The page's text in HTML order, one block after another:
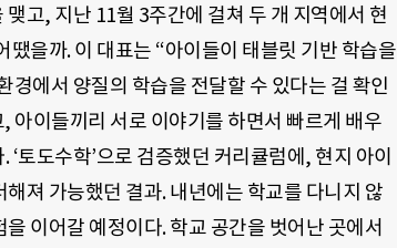
고, 지난 11월 3주간에 걸쳐 두 개 지역에서 현
땠을까.이 대표는 “아이들이 태블릿 기반 학습을
에서 양질의 학습을 전달할 수 있다는 걸 확인
아이들끼리 서로 이야기를 하면서 빠르게 배우
토도수학’으로 검증했던 커리큘럼에 , 현지 아이
져 가능했던 결과. 내년에는 학교를 다니지 않
을 이어갈 예정이다.학교 공간을 벗어난 곳에서